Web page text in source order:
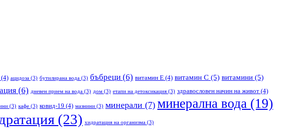
(4) ацидоза (3) бутилирана вода (3) бъбреци (6) витамин Е (4) витамин С (5) витамини (5)
(6) дневен прием на вода (3) дом (3) етапи на детоксикация (3) здравословен начин на живот (4)
(3) кафе (3) ковид-19 (4) мазнини (3) минерали (7) минерална вода (19)
(23) хидратация на организма (3)